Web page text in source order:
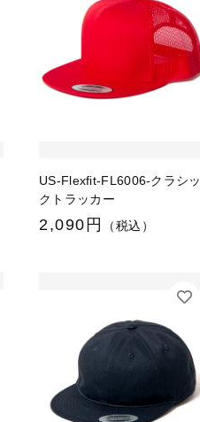
US-Flexfit-FL6006-クラシッ
クトラッカー
2,090円 （税込）